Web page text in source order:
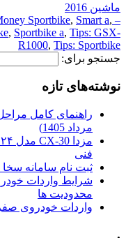
ماشین 2016
– USED
Sportbike, Smart a,
, Sportbike a, Tips: GSX-
R1000, Tips: Sportbike
جستجو برای:
نوشته‌های تازه
مرداد 1405)
فنی
ثبت نام سامانه
شرایط واردات
محدودیت ها
واردات خودروی
.